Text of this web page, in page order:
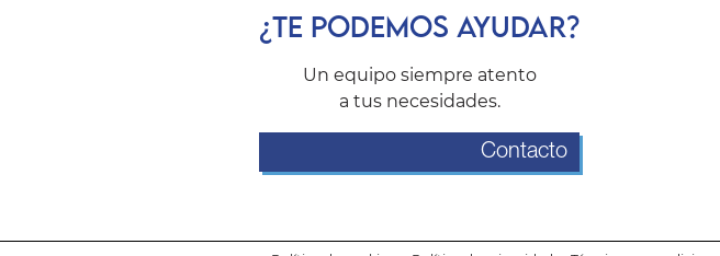
¿TE PODEMOS AYUDAR?
Un equipo siempre atento
a tus necesidades.
Contacto